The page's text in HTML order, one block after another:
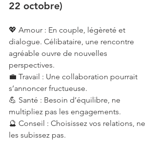
22 octobre)
💖 Amour : En couple, légèreté et
dialogue. Célibataire, une rencontre
agréable ouvre de nouvelles
perspectives.
💼 Travail : Une collaboration pourrait
s’annoncer fructueuse.
💪 Santé : Besoin d’équilibre, ne
multipliez pas les engagements.
🔮 Conseil : Choisissez vos relations, ne
les subissez pas.